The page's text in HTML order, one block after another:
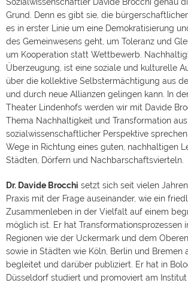
Grund. Denn es gibt sie, die
es in erster Linie um eine Demokratisierung
des Gemeinwesens geht, um Toleranz und
um Kooperation statt Wettbewerb.
Überzeugung, ist eine soziale und kulturelle
über die kollektive Selbstermächtigung aus
und durch neue Allianzen gelingen kann. In
Theater Lindenhofs werden wir mit Davide
Thema Nachhaltigkeit und Transformation aus
sozialwissenschaftlicher Perspektive
Wege in Richtung eines guten, nachhaltigen
Städten, Dörfern und Nachbarschaftsvierteln.
Dr. Davide Brocchi setzt sich seit vielen
Praxis mit der Frage auseinander, wie ein
Zusammenleben in der Vielfalt auf einem
möglich ist. Er hat Transformationsprozessen
Regionen wie der Uckermark und dem
sowie in Städten wie Köln, Berlin und Bremen
begleitet und darüber publiziert. Er hat in
Düsseldorf studiert und promoviert am